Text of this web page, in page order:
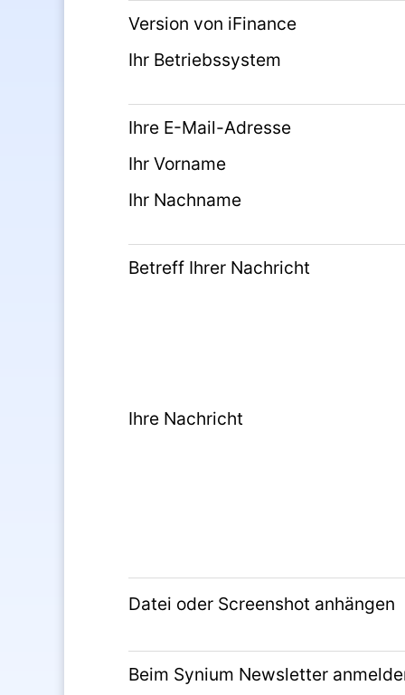
Version von iFinance
Ihr Betriebssystem
Ihre E-Mail-Adresse
Ihr Vorname
Ihr Nachname
Betreff Ihrer Nachricht
Ihre Nachricht
Datei oder Screenshot anhängen
Beim Synium Newsletter